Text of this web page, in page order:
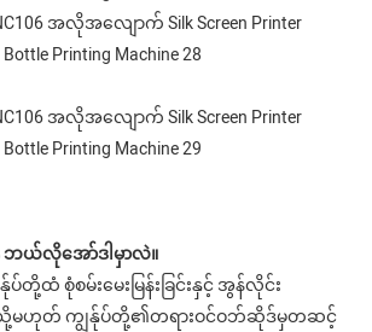
ဘယ်လိုအော်ဒါမှာလဲ။
ပ်တို့ထံ စုံစမ်းမေးမြန်းခြင်းနှင့် အွန်လိုင်း
င်း သို့မဟုတ် ကျွန်ုပ်တို့၏တရားဝင်ဝဘ်ဆိုဒ်မှတဆင့်